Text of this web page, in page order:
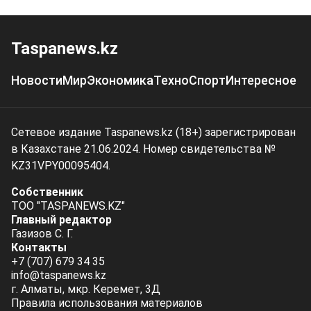
Taspanews.kz
НовостиМирЭкономикаТехноСпортИнтересное
Сетевое издание Taspanews.kz (18+) зарегистрирован
в Казахстане 21.06.2024. Номер свидетельства №
KZ31VPY00095404.
Собственник
ТОО "TASPANEWS.KZ"
Главный редактор
Газизов С. Г.
Контакты
+7 (707) 679 34 35
info@taspanews.kz
г. Алматы, мкр. Керемет, 3Д
Правила использования материалов